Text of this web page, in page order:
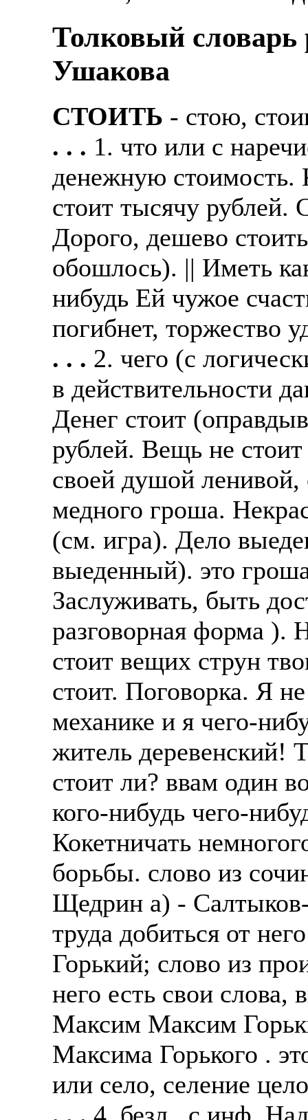
Толковый словарь
Ушакова
СТОИТЬ - стою,
. . . 1. что или с
денежную стоимость.
стоит тысячу рублей.
Дорого, дешево
обошлось). || Иметь
нибудь Ей чужое
погибнет, торжество
. . . 2. чего (с
в действительности
Денег стоит
рублей. Вещь не
своей душой
медного гроша.
(см. игра). Дело
выеденный). это
Заслуживать, быть
разговорная форма ).
стоит вещих струн
стоит. Поговорка. Я
механике и я чего-
житель деревенский!
стоит ли? ввам один
кого-нибудь чего-
Кокетничать
борьбы. слово из
Щедрин а) -
труда добиться от
Горький; слово из
него есть свои
Максим Максим
Максима Горького .
или село, селение